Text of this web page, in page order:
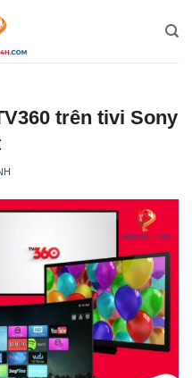
trên tivi Sony